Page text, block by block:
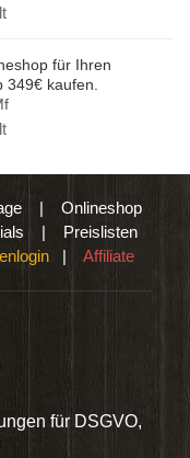
für Ihren
kaufen.
| Onlineshop
| Preislisten
| Affiliate
für DSGVO,